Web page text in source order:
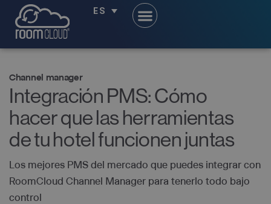
ES
Channel manager
Integración PMS: Cómo
hacer que las herramientas
de tu hotel funcionen juntas
Los mejores PMS del mercado que puedes integrar con
RoomCloud Channel Manager para tenerlo todo bajo
control